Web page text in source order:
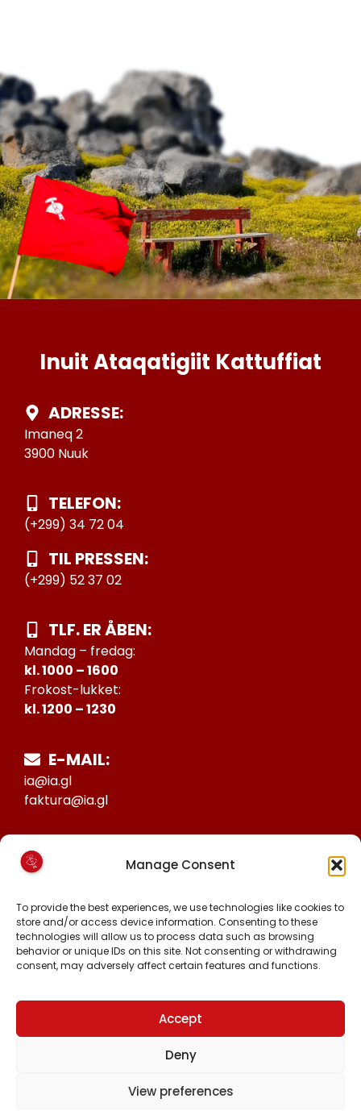
Manage Consent
To provide the best experiences, we use technologies like cookies to
store and/or access device information. Consenting to these
technologies will allow us to process data such as browsing
behavior or unique IDs on this site. Not consenting or withdrawing
consent, may adversely affect certain features and functions.
Accept
Deny
View preferences
Inuit Ataqatigiit Kattuffiat
ADRESSE:
Imaneq 2
3900 Nuuk
TELEFON:
(+299) 34 72 04
TIL PRESSEN:
(+299) 52 37 02
TLF. ER ÅBEN:
Mandag – fredag:
kl. 1000 – 1600
Frokost-lukket:
kl. 1200 – 1230
E-MAIL:
ia@ia.gl
faktura@ia.gl
25027388
KONTO NR:
6471-1511626
FØLG OS PÅ:
FACEBOOK
TIKTOK